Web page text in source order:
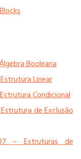
Booleana
Linear
Condicional
de Exclusão
– Estruturas de